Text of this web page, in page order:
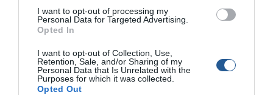
I want to opt-out of processing my
Personal Data for Targeted Advertising.
Opted In
I want to opt-out of Collection, Use,
Retention, Sale, and/or Sharing of my
Personal Data that Is Unrelated with the
Purposes for which it was collected.
Opted Out
η ενοικίαση σκαφών αναψυχής γίνεται ένα απαραίτητο
τουριστικό προϊόν που δημιουργεί εκατοντάδες θέσεις
εργασίας και επιπλέον έσοδα στις επιχειρήσεις που
2022 προς νέα ρεκόρ το 2023 Έτος νέων ρεκόρ για
τον ελληνικό τουρισμό θα είναι το 2023 καθώς «έρχεται με
φόρα» […]